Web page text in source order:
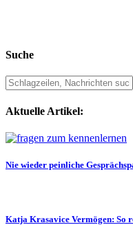
Suche
Aktuelle Artikel:
Nie wieder peinliche
Katja Krasavice Vermögen: So